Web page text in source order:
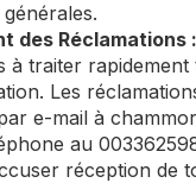
des Réclamations :
à traiter rapidement
Les
e-mail à
au
réception de